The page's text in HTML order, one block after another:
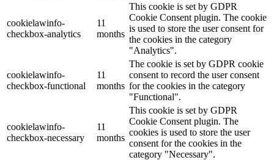
cookielawinfo-
checkbox-analytics
11
months
This cookie is set by GDPR
Cookie Consent plugin. The cookie
is used to store the user consent for
the cookies in the category
"Analytics".
cookielawinfo-
checkbox-functional
11
months
The cookie is set by GDPR cookie
consent to record the user consent
for the cookies in the category
"Functional".
cookielawinfo-
checkbox-necessary
11
months
This cookie is set by GDPR
Cookie Consent plugin. The
cookies is used to store the user
consent for the cookies in the
category "Necessary".